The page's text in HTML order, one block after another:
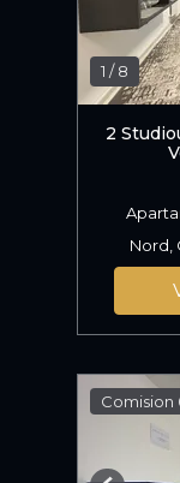
1 /8
2
Nord,
Comision